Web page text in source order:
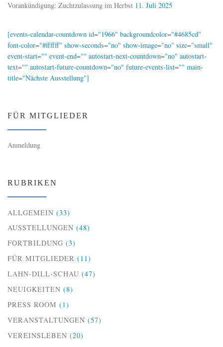
Vorankündigung: Zuchtzulassung im Herbst 11. Juli 2025
[events-calendar-countdown id="1966" backgroundcolor="#4685cd"
font-color="#ffffff" show-seconds="no" show-image="no" size="small"
event-start="" event-end="" autostart-next-countdown="no" autostart-
text="" autostart-future-countdown="no" future-events-list="" main-
title="Nächste Ausstellung"]
FÜR MITGLIEDER
Anmeldung
RUBRIKEN
ALLGEMEIN (33)
AUSSTELLUNGEN (48)
FORTBILDUNG (3)
FÜR MITGLIEDER (11)
LAHN-DILL-SCHAU (47)
NEUIGKEITEN (8)
PRESS ROOM (1)
VERANSTALTUNGEN (57)
VEREINSLEBEN (20)